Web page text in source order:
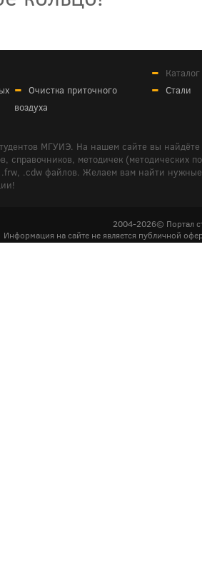
Очистка приточного
воздуха
Стали
МГУИЭ. На нашем сайте вы
справочников, методичек (методических
.cdw файлов. Желаем вам найти
2004-2026© Портал
Информация на сайте не является публичной